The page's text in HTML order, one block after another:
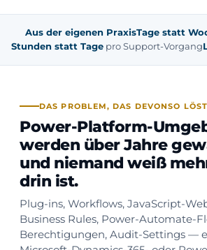
Aus der eigenen PraxisTage statt
Stunden statt Tage pro Support-Vorgang
DAS PROBLEM, DAS DEVONSO LÖST
Power-Platform-
werden über Jahre
und niemand weiß
drin ist.
Plug-ins, Workflows, JavaScript-
Business Rules, Power-Automate-
Berechtigungen, Audit-Settings —